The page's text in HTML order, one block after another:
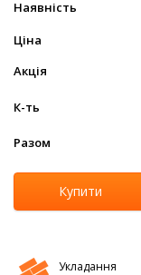
Наявність
Ціна
Акція
К-ть
Разом
Купити
Укладання